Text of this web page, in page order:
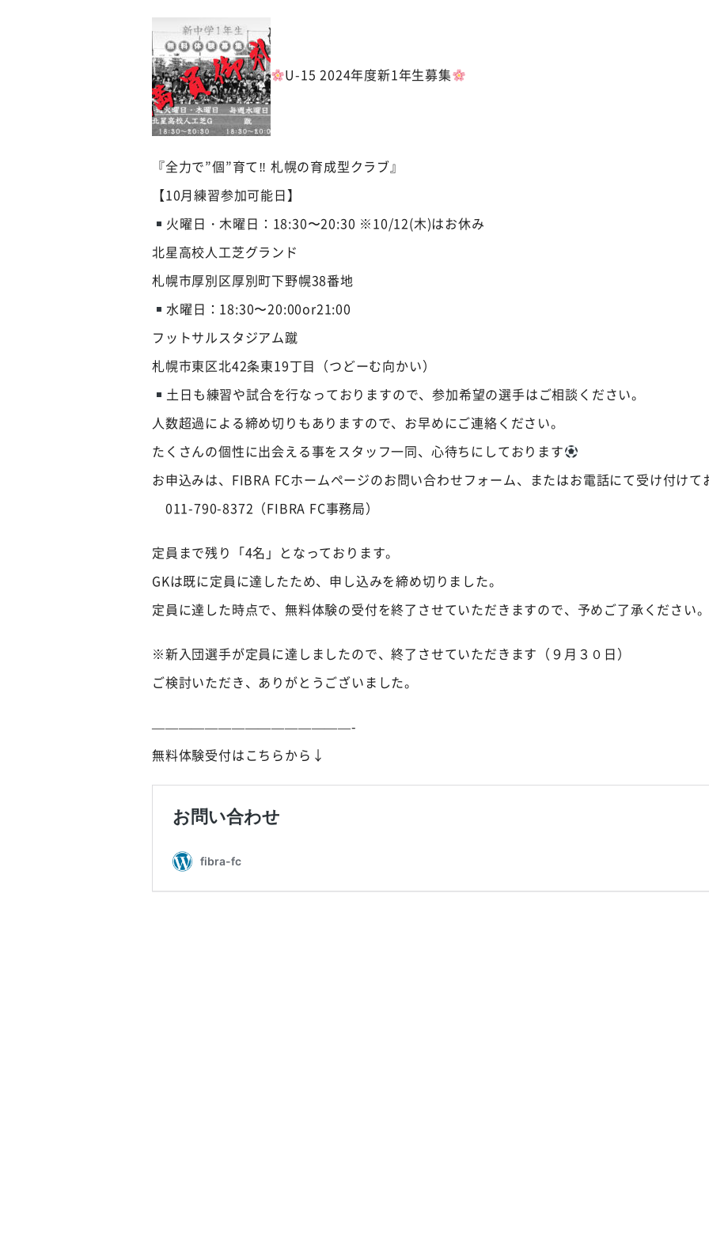
U-15 2024年度新1年生募集
『全力で”個”育て‼︎ 札幌の育成型クラブ』
【10月練習参加可能日】
火曜日・木曜日：18:30〜20:30 ※10/12(木)はお休み
北星高校人工芝グランド
札幌市厚別区厚別町下野幌38番地
水曜日：18:30〜20:00or21:00
フットサルスタジアム蹴
札幌市東区北42条東19丁目（つどーむ向かい）
土日も練習や試合を行なっておりますので、参加希望の選手はご相談ください。
人数超過による締め切りもありますので、お早めにご連絡ください。
たくさんの個性に出会える事をスタッフ一同、心待ちにしております
お申込みは、FIBRA FCホームページのお問い合わせフォーム、またはお電話にて受け付けて
011-790-8372（FIBRA FC事務局）
定員まで残り「4名」となっております。
GKは既に定員に達したため、申し込みを締め切りました。
定員に達した時点で、無料体験の受付を終了させていただきますので、予めご了承ください。
※新入団選手が定員に達しましたので、終了させていただきます（９月３０日）
ご検討いただき、ありがとうございました。
———————————————-
無料体験受付はこちらから↓